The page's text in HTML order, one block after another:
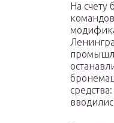
На счету